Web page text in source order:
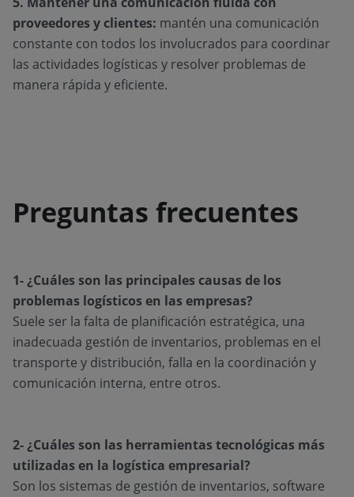
proveedores y clientes: mantén una comunicación
constante con todos los involucrados para coordinar
las actividades logísticas y resolver problemas de
manera rápida y eficiente.
Preguntas frecuentes
1- ¿Cuáles son las principales causas de los
problemas logísticos en las empresas?
Suele ser la falta de planificación estratégica, una
inadecuada gestión de inventarios, problemas en el
transporte y distribución, falla en la coordinación y
comunicación interna, entre otros.
2- ¿Cuáles son las herramientas tecnológicas más
utilizadas en la logística empresarial?
Son los sistemas de gestión de inventarios, software